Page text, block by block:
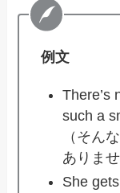
例文
There’s
such a
（そん
ありませ
She